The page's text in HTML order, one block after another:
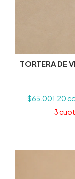
TORTERA DE
$65.001,20
3